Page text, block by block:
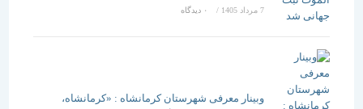
/ ۰ دیدگاه
وبینار معرفی شهرستان کرمانشاه : «کرمانشاه،